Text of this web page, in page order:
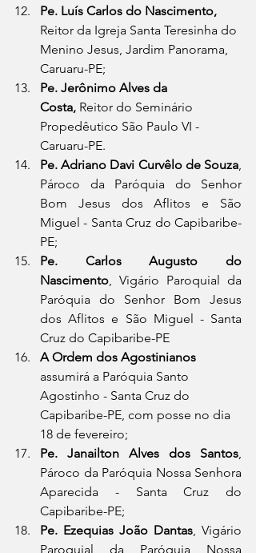
Pe. Luís Carlos do Nascimento,
Reitor da Igreja Santa Teresinha do
Menino Jesus, Jardim Panorama,
Caruaru-PE;
Pe. Jerônimo Alves da
Costa, Reitor do Seminário
Propedêutico São Paulo VI -
Caruaru-PE.
Pe. Adriano Davi Curvêlo de Souza
Pároco da Paróquia do Senhor
Bom Jesus dos Aflitos e São
Miguel - Santa Cruz do Capibaribe-
PE;
Pe. Carlos Augusto do
Nascimento , Vigário Paroquial da
Paróquia do Senhor Bom Jesus
dos Aflitos e São Miguel - Santa
Cruz do Capibaribe-PE
A Ordem dos Agostinianos
assumirá a Paróquia Santo
Agostinho - Santa Cruz do
Capibaribe-PE, com posse no dia
18 de fevereiro;
Pe. Janailton Alves dos Santos
Pároco da Paróquia Nossa Senhora
Aparecida - Santa Cruz do
Capibaribe-PE;
Pe. Ezequias João Dantas , Vigário
Paroquial da Paróquia Nossa